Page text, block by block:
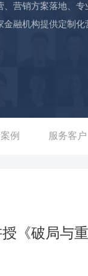
营销方案落地、
融机构提供定制
全流程投后管理；
金销售中成为标
原证券等超百家银
业绩赋能：曾为建
元，超前100%完
名增至260位，
例 服务客户
《破局与